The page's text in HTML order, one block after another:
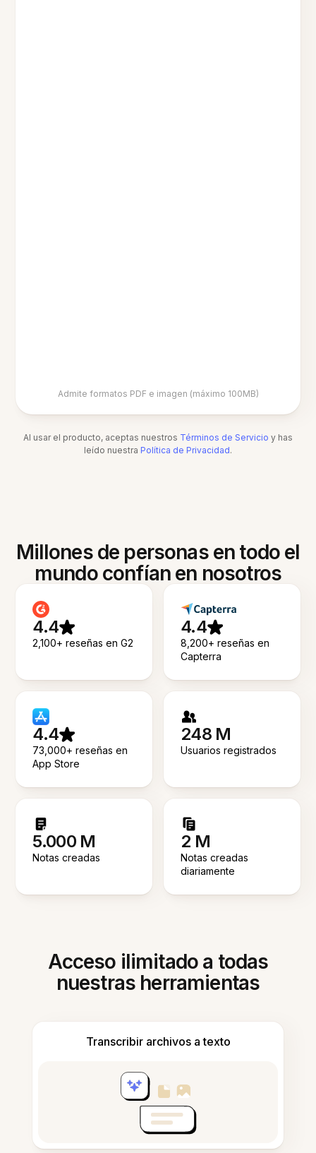
Admite formatos PDF e imagen (máximo 100MB)
Al usar el producto, aceptas nuestros Términos de Servicio y has
leído nuestra Política de Privacidad.
Millones de personas en todo el
mundo confían en nosotros
4.4
2,100+ reseñas en G2
4.4
8,200+ reseñas en
Capterra
4.4
73,000+ reseñas en
App Store
248 M
Usuarios registrados
5.000 M
Notas creadas
2 M
Notas creadas
diariamente
Acceso ilimitado a todas
nuestras herramientas
Transcribir archivos a texto